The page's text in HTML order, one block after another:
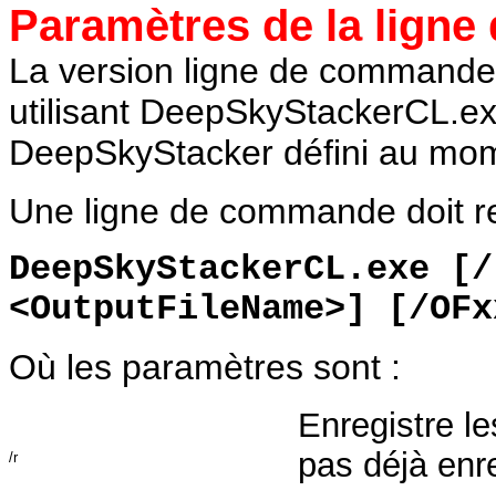
Paramètres de la ligne
La version ligne de
utilisant
DeepSkyStacker défini au
Une ligne de commande doit
<OutputFileName>] [/
Où les paramètres sont :
/r
Enregistre
pas déjà